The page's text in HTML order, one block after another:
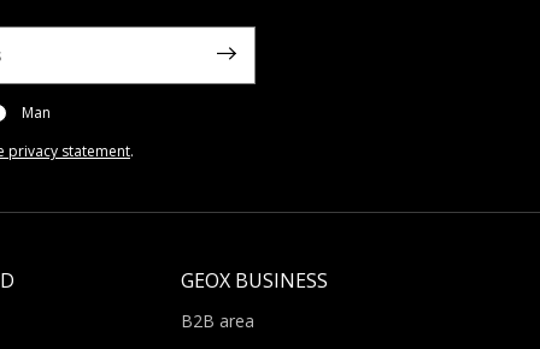
Man
privacy statement.
GEOX BUSINESS
B2B area